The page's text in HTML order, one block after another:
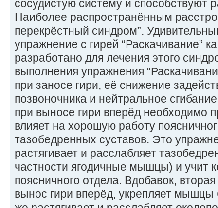
сосудистую систему и способствуют
Наиболее распространённым
перекрёстный синдром”.
упражнение с гирей “Раскачивание”
разработано для лечения этого
выполнения упражнения
при заносе гири, её снижение
позвоночника и нейтральное
при выносе гири вперёд необходимо
влияет на хорошую работу
тазобедренных суставов. Это
растягивает и расслабляет
частности ягодичные мышцы) и учит
поясничного отдела. Вдобавок,
вынос гири вперёд, укрепляет мышцы